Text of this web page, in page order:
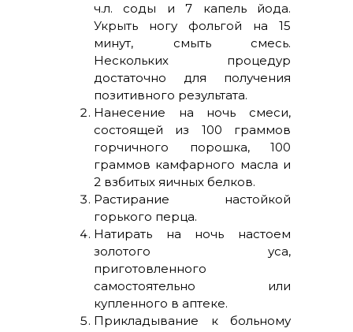
ч.л. соды и 7 капель йода.
Укрыть ногу фольгой на 15
минут, смыть смесь.
Нескольких процедур
достаточно для получения
позитивного результата.
Нанесение на ночь смеси,
состоящей из 100 граммов
горчичного порошка, 100
граммов камфарного масла и
2 взбитых яичных белков.
Растирание настойкой
горького перца.
Натирать на ночь настоем
золотого уса,
приготовленного
самостоятельно или
купленного в аптеке.
Прикладывание к больному